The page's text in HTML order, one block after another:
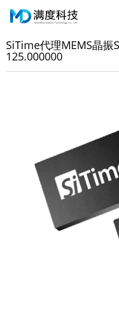
主页>产品中心>石英晶振
SiTime代理MEMS晶振
125.000000